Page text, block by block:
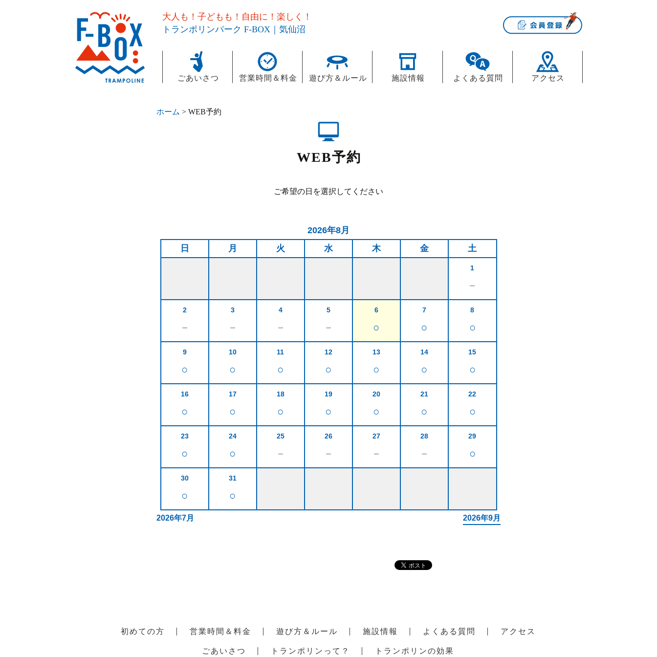
大人も！子どもも！自由に！楽しく！
トランポリンパーク F-BOX｜気仙沼
ごあいさつ 営業時間＆料金 遊び方＆ルール 施設情報 よくある質問 アクセス
ホーム > WEB予約
WEB予約
ご希望の日を選択してください
2026年8月
日
月 火 水 木 金 土
1
－
2
－
3
－
4
－
5
－
6
○
7
○
8
○
9
○
10
○
11
○
12
○
13
○
14
○
15
○
16
○
17
○
18
○
19
○
20
○
21
○
22
○
23
○
24
○
25
－
26
－
27
－
28
－
29
○
30
○
31
○
2026年7月 2026年9月
初めての方 営業時間＆料金 遊び方＆ルール 施設情報 よくある質問 アクセス
ごあいさつ トランポリンって？ トランポリンの効果